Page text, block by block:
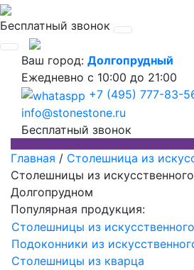
Бесплатный звонок
Ваш город: Долгопрудный
Ежедневно с 10:00 до 21:00
+7 (495) 777-83-
info@stonestone.ru
Бесплатный звонок
Главная / Столешница из
Столешницы из
Долгопрудном
Популярная продукция:
Столешницы из
Подоконники из
Столешницы из кварца